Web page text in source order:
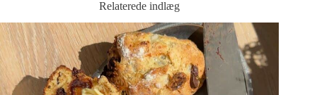
Relaterede indlæg